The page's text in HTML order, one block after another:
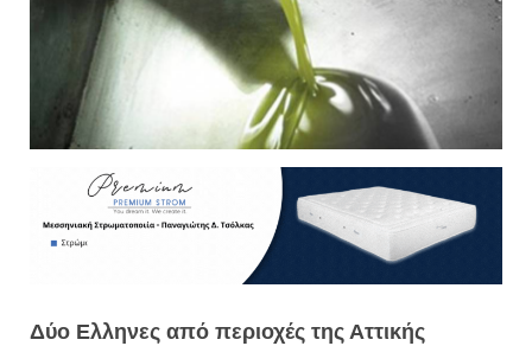
Δύο Ελληνες από περιοχές της Αττικής